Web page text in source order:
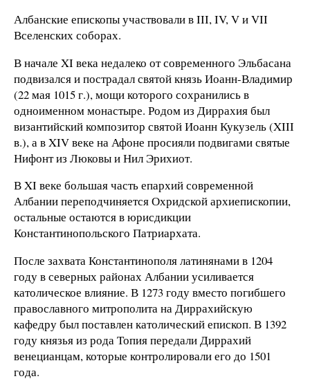
Албанские епископы участвовали в III, IV, V и VII
Вселенских соборах.
В начале XI века недалеко от современного Эльбасана
подвизался и пострадал святой князь Иоанн-Владимир
(22 мая 1015 г.), мощи которого сохранились в
одноименном монастыре. Родом из Диррахия был
византийский композитор святой Иоанн Кукузель (XIII
в.), а в XIV веке на Афоне просияли подвигами святые
Нифонт из Люковы и Нил Эрихиот.
В XI веке большая часть епархий современной
Албании переподчиняется Охридской архиепископии,
остальные остаются в юрисдикции
Константинопольского Патриархата.
После захвата Константинополя латинянами в 1204
году в северных районах Албании усиливается
католическое влияние. В 1273 году вместо погибшего
православного митрополита на Диррахийскую
кафедру был поставлен католический епископ. В 1392
году князья из рода Топия передали Диррахий
венецианцам, которые контролировали его до 1501
года.